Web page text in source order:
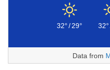
32°/29° 32°
Data from